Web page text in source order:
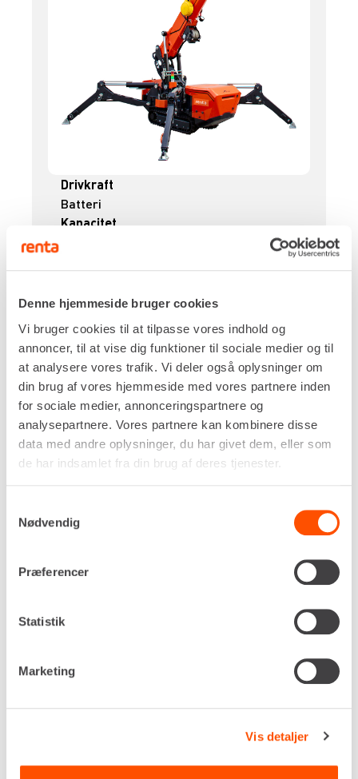
Denne hjemmeside bruger cookies
Vi bruger cookies til at tilpasse vores indhold og
annoncer, til at vise dig funktioner til sociale medier og til
at analysere vores trafik. Vi deler også oplysninger om
din brug af vores hjemmeside med vores partnere inden
for sociale medier, annonceringspartnere og
analysepartnere. Vores partnere kan kombinere disse
data med andre oplysninger, du har givet dem, eller som
de har indsamlet fra din brug af deres tjenester.
Nødvendig
Præferencer
Statistik
Marketing
Vis detaljer
Drivkraft
Batteri
Kapacitet
Udlæg, maks.
Egenvægt
2.495 kg
DKK 5.696,00
Ekskl. moms
Renta udlejer kun til erhverv. Gyldigt CVR-
nummer er påkrævet.
MINIKRAN PÅ BÆLTER – 3,0 T